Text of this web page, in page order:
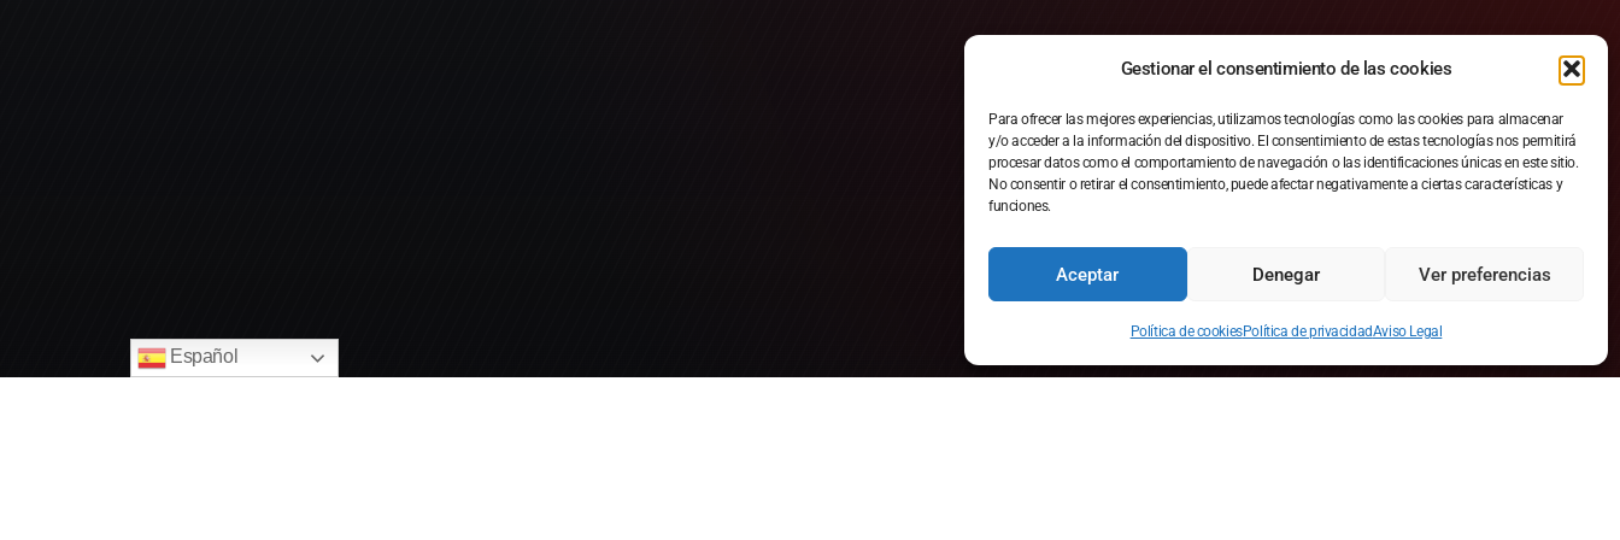
Gestionar el consentimiento de las cookies
Para ofrecer las mejores experiencias, utilizamos tecnologías como las cookies para almacenar
y/o acceder a la información del dispositivo. El consentimiento de estas tecnologías nos permitirá
procesar datos como el comportamiento de navegación o las identificaciones únicas en este sitio.
No consentir o retirar el consentimiento, puede afectar negativamente a ciertas características y
funciones.
Aceptar Denegar Ver preferencias
Política de cookiesPolítica de privacidadAviso Legal
Español